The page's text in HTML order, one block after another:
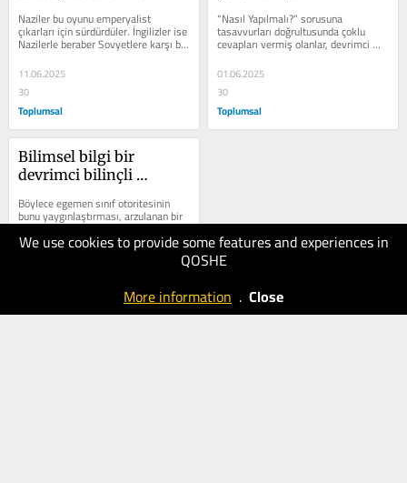
We use cookies to provide some features and experiences in
QOSHE
More information . Close
Naziler bu oyunu emperyalist
çıkarları için sürdürdüler. İngilizler ise
Nazilerle beraber Sovyetlere karşı bu
sistemi uygulamaya devam...
11.06.2025
30
Toplumsal
“Nasıl Yapılmalı?” sorusuna
tasavvurları doğrultusunda çoklu
cevapları vermiş olanlar, devrimci
iradenin uygulamalarının kitleyi bir...
01.06.2025
30
Toplumsal
Bilimsel bilgi bir
devrimci bilinçli
Böylece egemen sınıf otoritesinin
bunu yaygınlaştırması, arzulanan bir
hedef gütmesi biçiminde kaotik
komplolar manzumesinin...